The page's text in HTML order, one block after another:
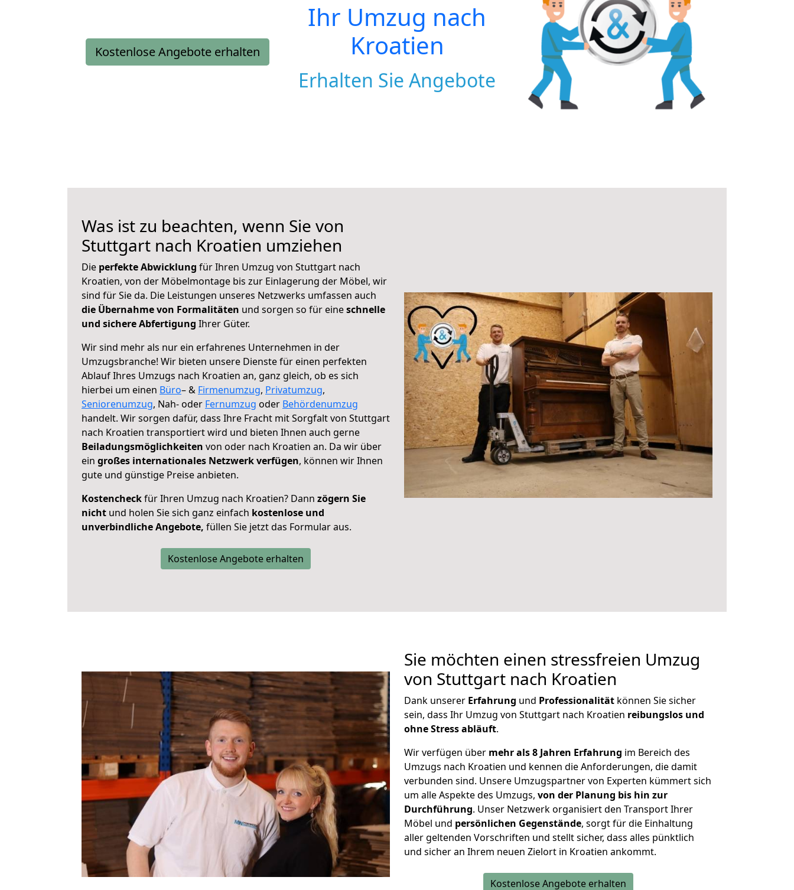
Kostenlose Angebote erhalten
Ihr Umzug nach
Kroatien
Erhalten Sie Angebote
Was ist zu beachten, wenn Sie von
Stuttgart nach Kroatien umziehen
Die perfekte Abwicklung für Ihren Umzug von Stuttgart nach
Kroatien, von der Möbelmontage bis zur Einlagerung der Möbel, wir
sind für Sie da. Die Leistungen unseres Netzwerks umfassen auch
die Übernahme von Formalitäten und sorgen so für eineschnelle
und sichere Abfertigung Ihrer Güter.
Wir sind mehr als nur ein erfahrenes Unternehmen in der
Umzugsbranche! Wir bieten unsere Dienste für einen perfekten
Ablauf Ihres Umzugs nach Kroatien an, ganz gleich, ob es sich
hierbei um einen Büro– & Firmenumzug, Privatumzug,
Seniorenumzug, Nah- oder Fernumzug oder Behördenumzug
handelt. Wir sorgen dafür, dass Ihre Fracht mit Sorgfalt von Stuttgart
nach Kroatien transportiert wird und bieten Ihnen auch gerne
Beiladungsmöglichkeiten von oder nach Kroatien an. Da wir über
ein großes internationales Netzwerk verfügen, können wir Ihnen
gute und günstige Preise anbieten.
Kostencheckfür Ihren Umzug nach Kroatien? Dann zögern Sie
nicht und holen Sie sich ganz einfach kostenlose und
unverbindliche Angebote, füllen Sie jetzt das Formular aus.
Kostenlose Angebote erhalten
Sie möchten einen stressfreien Umzug
von Stuttgart nach Kroatien
Dank unserer Erfahrung und Professionalität können Sie sicher
sein, dass Ihr Umzug von Stuttgart nach Kroatien reibungslos und
ohne Stress abläuft.
Wir verfügen über mehr als 8 Jahren Erfahrung im Bereich des
Umzugs nach Kroatien und kennen die Anforderungen, die damit
verbunden sind. Unsere Umzugspartner von Experten kümmert sich
um alle Aspekte des Umzugs, von der Planung bis hin zur
Durchführung. Unser Netzwerk organisiert den Transport Ihrer
Möbel und persönlichen Gegenstände, sorgt für die Einhaltung
aller geltenden Vorschriften und stellt sicher, dass alles pünktlich
und sicher an Ihrem neuen Zielort in Kroatien ankommt.
Kostenlose Angebote erhalten